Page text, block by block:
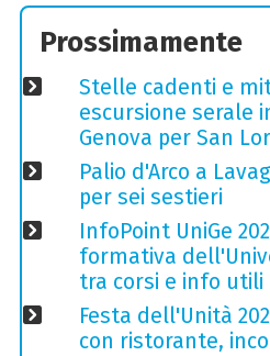
Prossimamente
Stelle cadenti e
escursione serale
Genova per San
Palio d'Arco a
per sei sestieri
InfoPoint UniGe
formativa
tra corsi e info utili
Festa dell'Unità
con ristorante,